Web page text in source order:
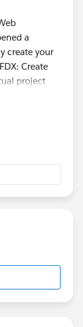
a
create your
Create
project
Salesforce
a trusted